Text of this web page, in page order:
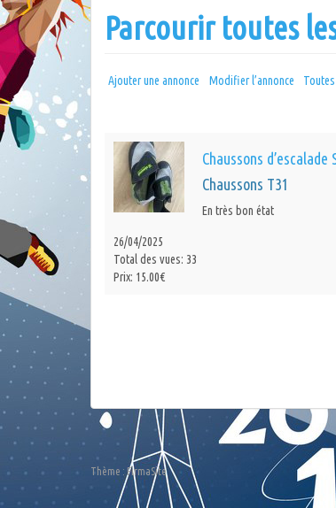
Parcourir toutes
Ajouter une annonce Modifier l’annonce
Chaussons d’escalade
Chaussons T31
En très bon état
26/04/2025
Total des vues: 33
Prix: 15.00€
Thème : FirmaSite